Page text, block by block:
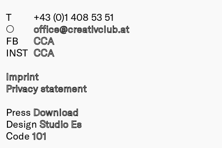
T
+43 (0)1 408 53 51
○
office@creativclub.at
FB
CCA
INST CCA
Imprint
Privacy statement
Press Download
Design Studio Es
Code 101